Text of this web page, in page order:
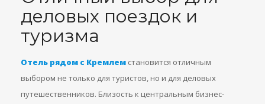
деловых поездок и
туризма
Отель рядом с Кремлем становится отличным
выбором не только для туристов, но и для деловых
путешественников. Близость к центральным бизнес-